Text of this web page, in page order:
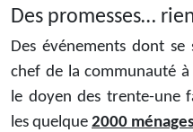
Des promesses…
Des événements dont se
chef de la communauté
le doyen des trente-une
les quelque 2000